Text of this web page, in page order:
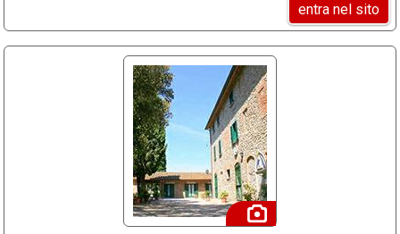
entra nel sito